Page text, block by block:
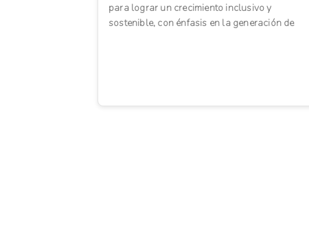
para lograr un crecimiento inclusivo y
sostenible, con énfasis en la generación de